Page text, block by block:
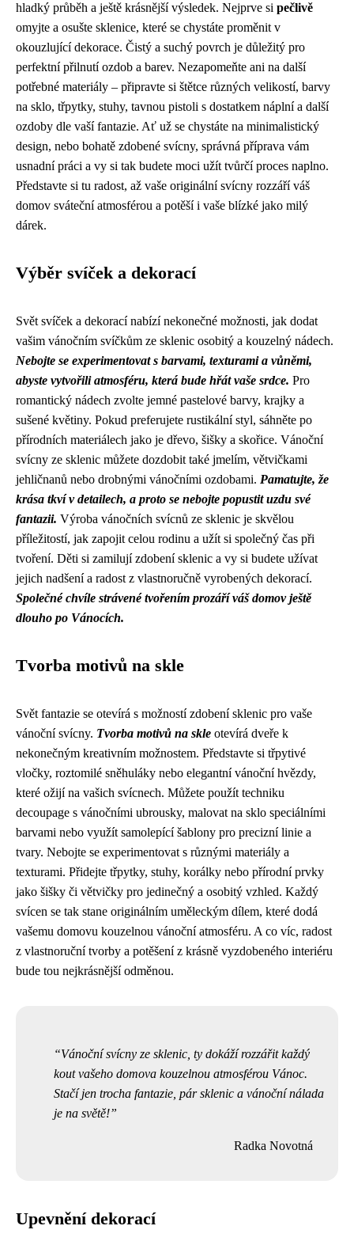
hladký průběh a ještě krásnější výsledek. Nejprve si pečlivě
omyjte a osušte sklenice, které se chystáte proměnit v
okouzlující dekorace. Čistý a suchý povrch je důležitý pro
perfektní přilnutí ozdob a barev. Nezapomeňte ani na další
potřebné materiály – připravte si štětce různých velikostí, barvy
na sklo, třpytky, stuhy, tavnou pistoli s dostatkem náplní a další
ozdoby dle vaší fantazie. Ať už se chystáte na minimalistický
design, nebo bohatě zdobené svícny, správná příprava vám
usnadní práci a vy si tak budete moci užít tvůrčí proces naplno.
Představte si tu radost, až vaše originální svícny rozzáří váš
domov sváteční atmosférou a potěší i vaše blízké jako milý
dárek.
Výběr svíček a dekorací
Svět svíček a dekorací nabízí nekonečné možnosti, jak dodat
vašim vánočním svíčkům ze sklenic osobitý a kouzelný nádech.
Nebojte se experimentovat s barvami, texturami a vůněmi,
abyste vytvořili atmosféru, která bude hřát vaše srdce. Pro
romantický nádech zvolte jemné pastelové barvy, krajky a
sušené květiny. Pokud preferujete rustikální styl, sáhněte po
přírodních materiálech jako je dřevo, šišky a skořice. Vánoční
svícny ze sklenic můžete dozdobit také jmelím, větvičkami
jehličnanů nebo drobnými vánočními ozdobami. Pamatujte, že
krása tkví v detailech, a proto se nebojte popustit uzdu své
fantazii. Výroba vánočních svícnů ze sklenic je skvělou
příležitostí, jak zapojit celou rodinu a užít si společný čas při
tvoření. Děti si zamilují zdobení sklenic a vy si budete užívat
jejich nadšení a radost z vlastnoručně vyrobených dekorací.
Společné chvíle strávené tvořením prozáří váš domov ještě
dlouho po Vánocích.
Tvorba motivů na skle
Svět fantazie se otevírá s možností zdobení sklenic pro vaše
vánoční svícny. Tvorba motivů na skle otevírá dveře k
nekonečným kreativním možnostem. Představte si třpytivé
vločky, roztomilé sněhuláky nebo elegantní vánoční hvězdy,
které ožijí na vašich svícnech. Můžete použít techniku
decoupage s vánočními ubrousky, malovat na sklo speciálními
barvami nebo využít samolepící šablony pro precizní linie a
tvary. Nebojte se experimentovat s různými materiály a
texturami. Přidejte třpytky, stuhy, korálky nebo přírodní prvky
jako šišky či větvičky pro jedinečný a osobitý vzhled. Každý
svícen se tak stane originálním uměleckým dílem, které dodá
vašemu domovu kouzelnou vánoční atmosféru. A co víc, radost
z vlastnoruční tvorby a potěšení z krásně vyzdobeného interiéru
bude tou nejkrásnější odměnou.
Vánoční svícny ze sklenic, ty dokáží rozzářit každý
kout vašeho domova kouzelnou atmosférou Vánoc.
Stačí jen trocha fantazie, pár sklenic a vánoční nálada
je na světě!
Radka Novotná
Upevnění dekorací